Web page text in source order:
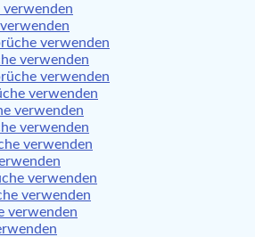
verwenden
verwenden
verwenden
verwenden
verwenden
verwenden
verwenden
verwenden
verwenden
verwenden